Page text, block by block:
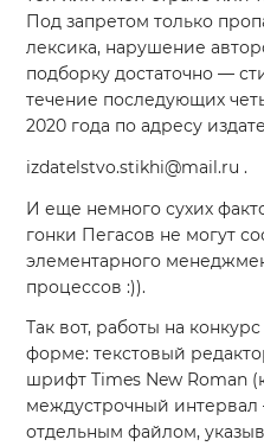
Под запретом только
лексика, нарушение
подборку достаточно —
течение последующих
2020 года по адресу
izdatelstvo.stikhi@mail.ru .
И еще немного сухих
гонки Пегасов не могут
элементарного
процессов:)).
Так вот, работы на
форме: текстовый
шрифт Times New Roman
междустрочный интервал
отдельным файлом,